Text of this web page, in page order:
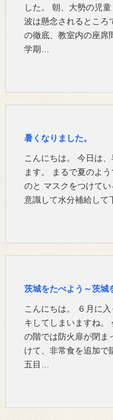
した。 朝、大勢の児
波は懸念されるところ
の徹底、教室内の座席
学期…
暑くなりました。
こんにちは。 今日は
ます。 まるで夏のよ
のと マスクをつけてい
意識して水分補給し
茨城をたべよう～茨城
こんにちは。 ６月に
キしてしまいますね。
の階では防火扉が閉ま
けて、非常食を追加で
五目…